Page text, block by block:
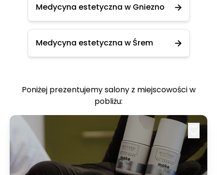
Medycyna estetyczna w Gniezno
Medycyna estetyczna w Śrem
Poniżej prezentujemy salony z miejscowości w
pobliżu: